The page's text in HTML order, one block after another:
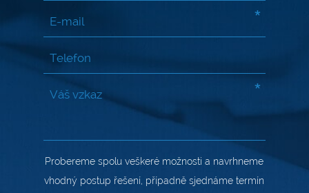
*
*
Probereme spolu veškeré možnosti a navrhneme
vhodný postup řešení, případně sjednáme termín